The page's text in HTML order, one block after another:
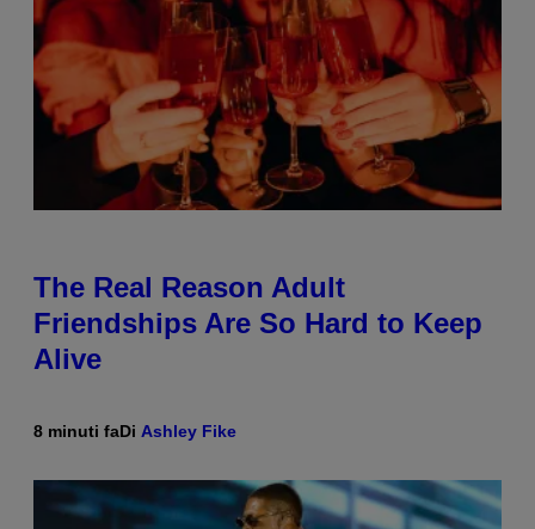
The Real Reason Adult
Friendships Are So Hard to Keep
Alive
8 minuti faDi Ashley Fike